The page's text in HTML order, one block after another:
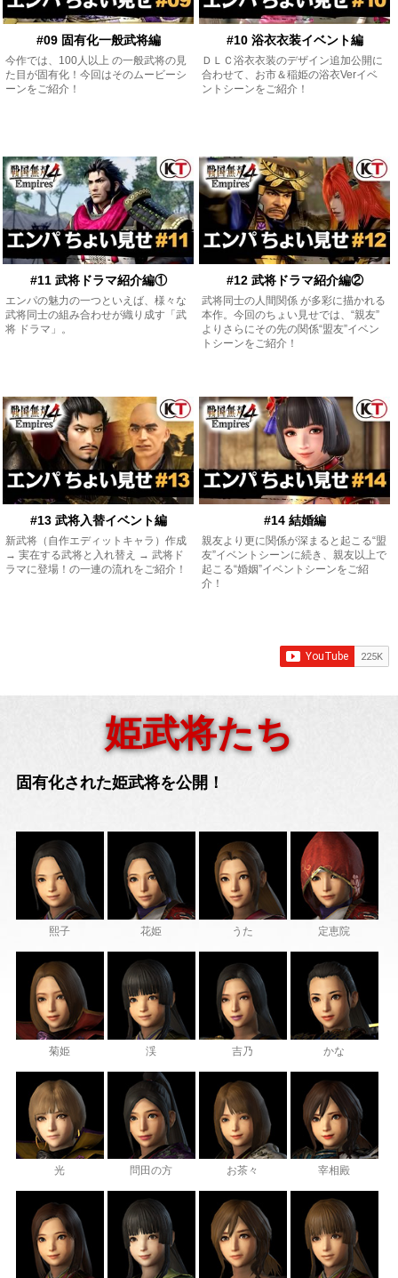
#09 固有化一般武将編
今作では、100人以上 の一般武将の見
た目が固有化！今回はそのムービーシ
ーンをご紹介！
#10 浴衣衣装イベント編
ＤＬＣ浴衣衣装のデザイン追加公開に
合わせて、お市＆稲姫の浴衣Verイベ
ントシーンをご紹介！
#11 武将ドラマ紹介編①
エンパの魅力の一つといえば、様々な
武将同士の組み合わせが織り成す「武
将 ドラマ」。
#12 武将ドラマ紹介編②
武将同士の人間関係 が多彩に描かれる
本作。今回のちょい見せでは、“親友”
よりさらにその先の関係“盟友”イベン
トシーンをご紹介！
#13 武将入替イベント編
新武将（自作エディットキャラ）作成
→ 実在する武将と入れ替え → 武将ド
ラマに登場！の一連の流れをご紹介！
#14 結婚編
親友より更に関係が深まると起こる“盟
友”イベントシーンに続き、親友以上で
起こる“婚姻”イベントシーンをご紹
介！
姫武将たち
固有化された姫武将を公開！
熙子 花姫 うた 定恵院
菊姫 渓 吉乃 かな
光 問田の方 お茶々 宰相殿